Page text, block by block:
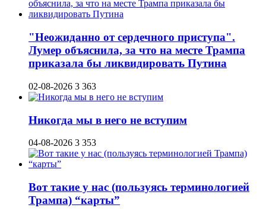
"Неожиданно от сердечного приступа".
Лумер объяснила, за что на месте Трампа
приказала бы ликвидировать Путина
02-08-2026 3 363
Никогда мы в него не вступим
04-08-2026 3 353
Вот такие у нас (пользуясь терминологией
Трампа) “карты”